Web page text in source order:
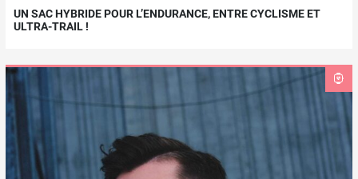
UN SAC HYBRIDE POUR L’ENDURANCE, ENTRE CYCLISME ET
ULTRA-TRAIL !